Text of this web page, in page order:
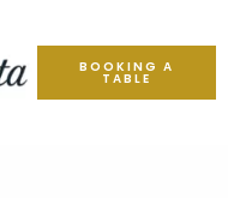
BOOKING A
TABLE